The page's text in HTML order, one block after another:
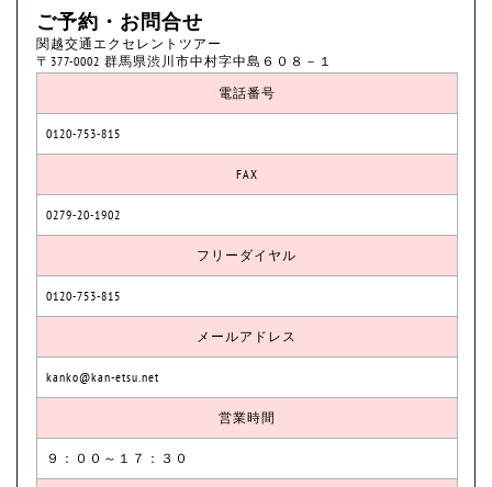
ご予約・お問合せ
関越交通エクセレントツアー
〒377-0002 群馬県渋川市中村字中島６０８－１
電話番号
0120-753-815
FAX
0279-20-1902
フリーダイヤル
0120-753-815
メールアドレス
kanko@kan-etsu.net
営業時間
９：００～１７：３０